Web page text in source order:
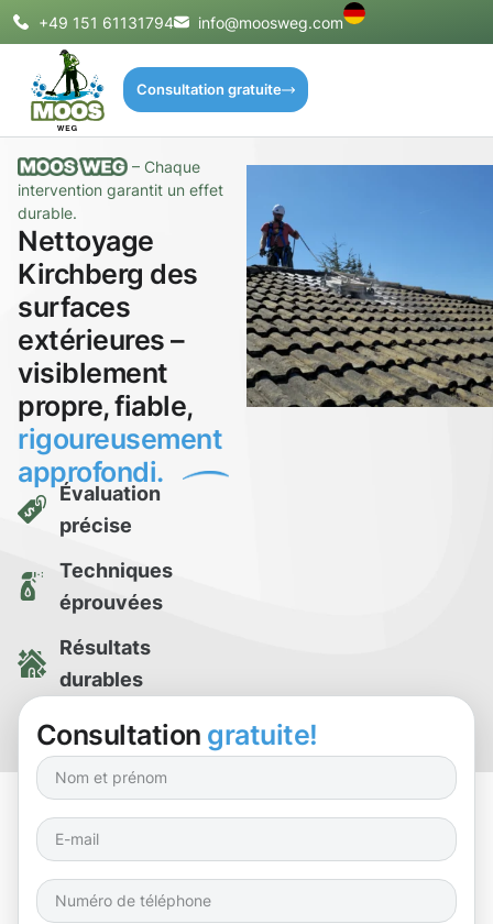
+49 151 61131794 info@moosweg.com
Consultation gratuite
– Chaque
intervention garantit un effet
durable.
Nettoyage
Kirchberg des
surfaces
extérieures –
visiblement
propre, fiable,
rigoureusement
approfondi.
Évaluation
précise
Techniques
éprouvées
Résultats
durables
Essai de
nettoyage gratuit
Consultation gratuite!